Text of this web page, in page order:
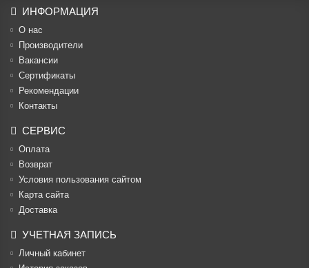
ИНФОРМАЦИЯ
О нас
Производители
Вакансии
Cертификаты
Рекомендации
Контакты
СЕРВИС
Оплата
Возврат
Условия пользования сайтом
Карта сайта
Доставка
УЧЕТНАЯ ЗАПИСЬ
Личный кабинет